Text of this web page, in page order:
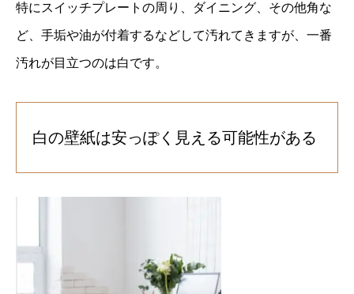
特にスイッチプレートの周り、ダイニング、その他角な
ど、手垢や油が付着するなどして汚れてきますが、一番
汚れが目立つのは白です。
白の壁紙は安っぽく見える可能性がある